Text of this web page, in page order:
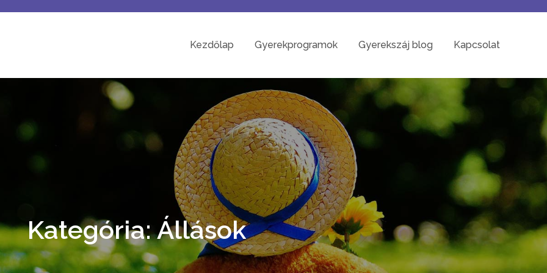
Kezdőlap Gyerekprogramok Gyerekszáj blog Kapcsolat
Kategória:Állások